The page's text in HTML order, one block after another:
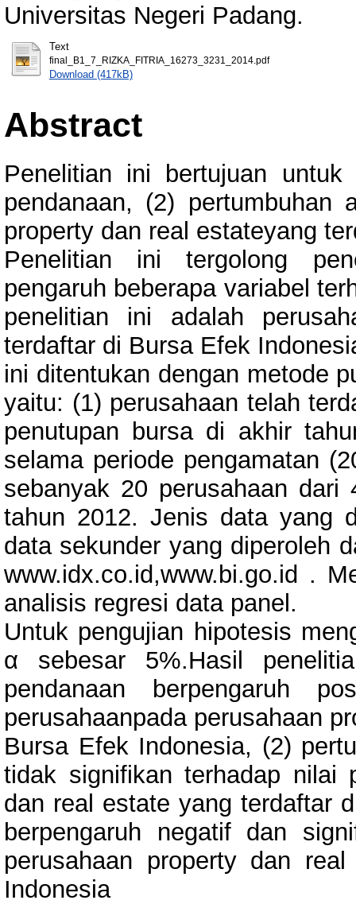
Universitas Negeri Padang.
Text
final_B1_7_RIZKA_FITRIA_16273_3231_2014.pdf
Download (417kB)
Abstract
Penelitian ini bertujuan untuk
pendanaan, (2)
property dan real estateyang
Penelitian ini tergolong
pengaruh beberapa variabel
penelitian ini adalah
terdaftar di Bursa Efek
ini ditentukan dengan metode
yaitu: (1) perusahaan telah
penutupan bursa di akhir
selama periode pengamatan
sebanyak 20 perusahaan dari
tahun 2012. Jenis data yang
data sekunder yang diperoleh
www.idx.co.id,www.bi.go.id .
analisis regresi data panel.
Untuk pengujian hipotesis
α sebesar 5%.Hasil
pendanaan berpengaruh
perusahaanpada perusahaan
Bursa Efek Indonesia, (2)
tidak signifikan terhadap nilai
dan real estate yang terdaftar
berpengaruh negatif dan
perusahaan property dan
Indonesia